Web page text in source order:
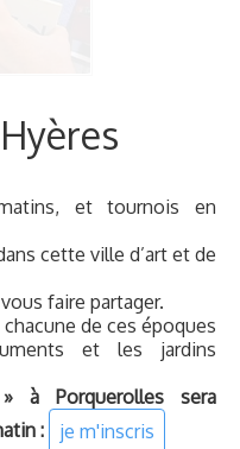
à Porquerolles sera
: je m'inscris
Hôtel Le Plein Sud
au hammam et à la
"All inclusive"